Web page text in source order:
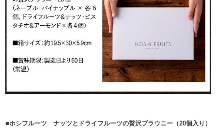
■ホシフルーツ ナッツとドライフルーツの贅沢ブラウニー（20個入り）